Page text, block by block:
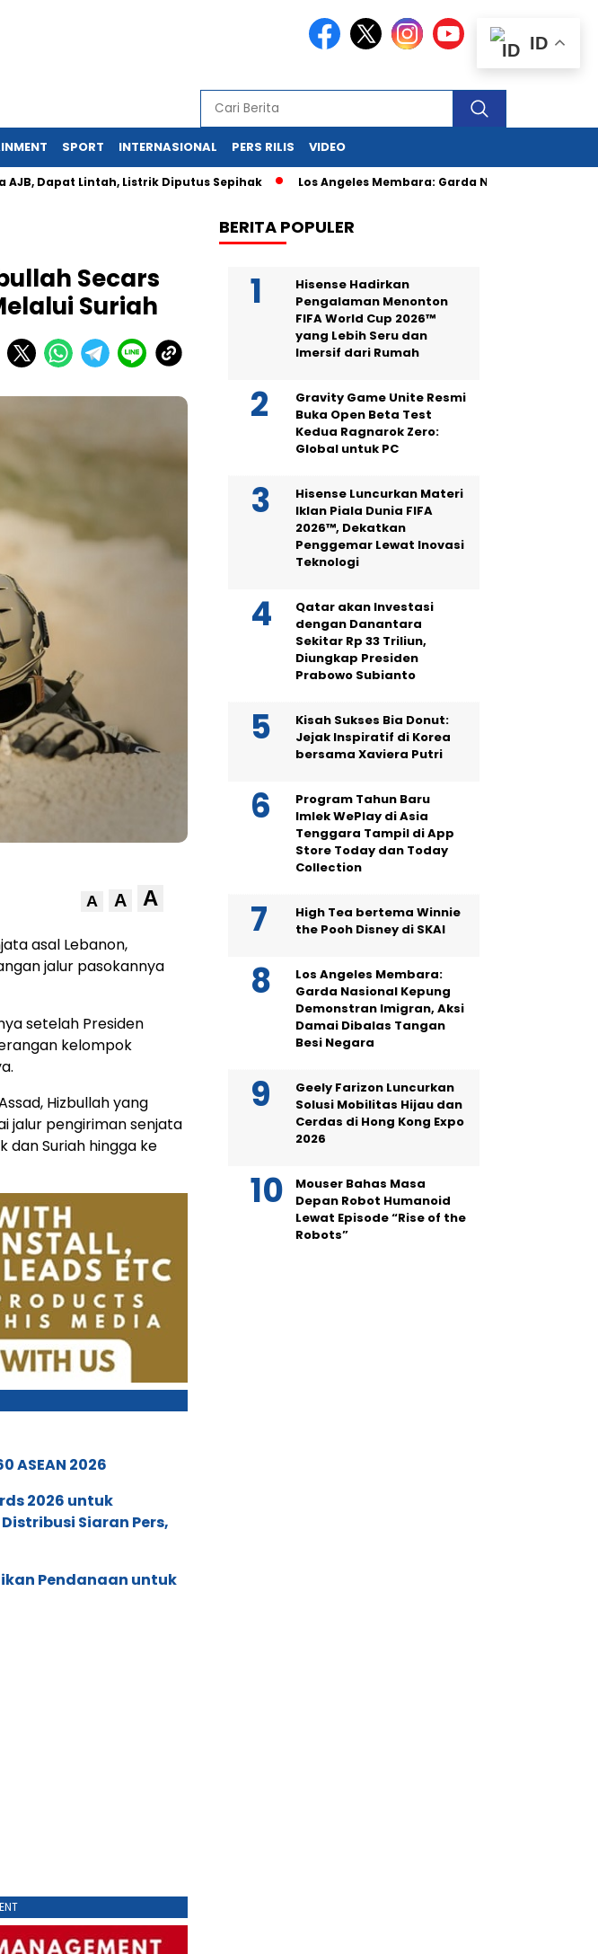
SPORT INTERNASIONAL PERS RILIS VIDEO
Lintah, Listrik Diputus Sepihak Los Angeles Membara: Garda Nasional Kepung
Secars
Suriah
A A A
asal Lebanon,
jalur pasokannya
setelah Presiden
kelompok
Hizbullah yang
jalur pengiriman senjata
dan Suriah hingga ke
ASEAN 2026
2026 untuk
Siaran Pers,
Pendanaan untuk
BERITA POPULER
Hisense Hadirkan
Pengalaman Menonton
FIFA World Cup 2026™
yang Lebih Seru dan
Imersif dari Rumah
Gravity Game Unite Resmi
Buka Open Beta Test
Kedua Ragnarok Zero:
Global untuk PC
Hisense Luncurkan Materi
Iklan Piala Dunia FIFA
2026™, Dekatkan
Penggemar Lewat Inovasi
Teknologi
Qatar akan Investasi
dengan Danantara
Sekitar Rp 33 Triliun,
Diungkap Presiden
Prabowo Subianto
Kisah Sukses Bia Donut:
Jejak Inspiratif di Korea
bersama Xaviera Putri
Program Tahun Baru
Imlek WePlay di Asia
Tenggara Tampil di App
Store Today dan Today
Collection
High Tea bertema Winnie
the Pooh Disney di SKAI
Los Angeles Membara:
Garda Nasional Kepung
Demonstran Imigran, Aksi
Damai Dibalas Tangan
Besi Negara
Geely Farizon Luncurkan
Solusi Mobilitas Hijau dan
Cerdas di Hong Kong Expo
2026
Mouser Bahas Masa
Depan Robot Humanoid
Lewat Episode “Rise of the
Robots”
ID